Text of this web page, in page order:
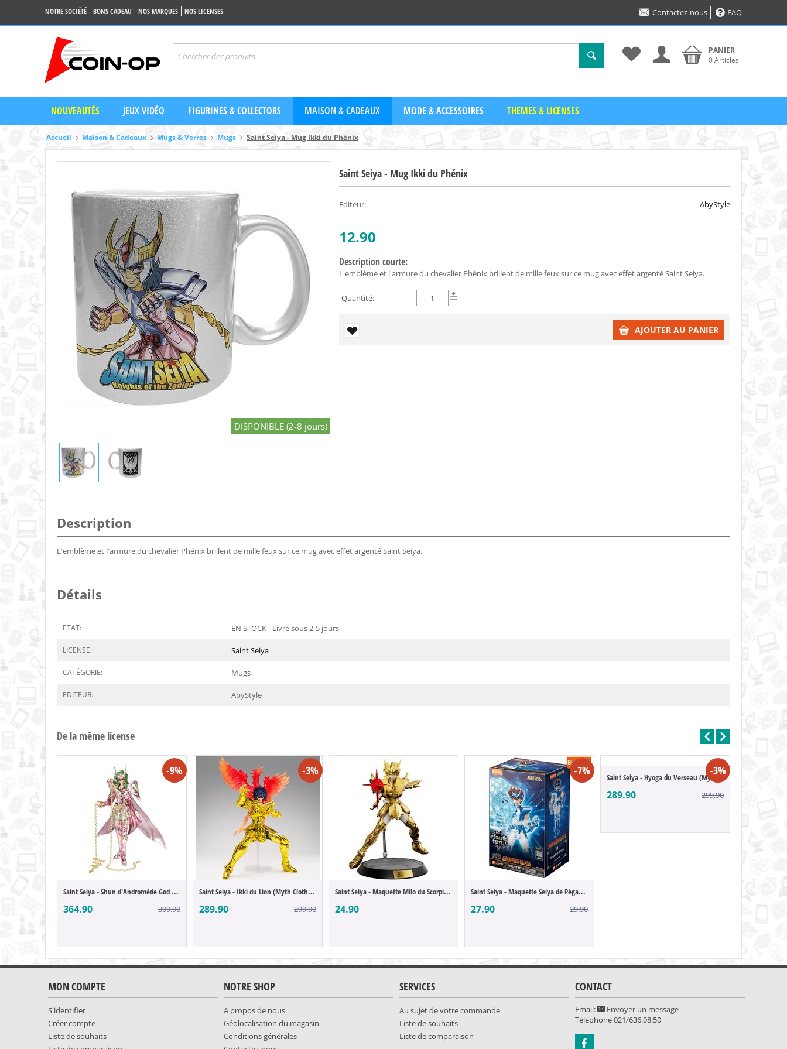
NOTRE SOCIÉTÉ BONS CADEAU NOS MARQUES NOS LICENSES Contactez-nous FAQ
PANIER
0 Articles
NOUVEAUTÉS JEUX VIDÉO FIGURINES & COLLECTORS MAISON & CADEAUX MODE & ACCESSOIRES THEMES & LICENSES
Accueil Maison & Cadeaux Mugs & Verres Mugs Saint Seiya - Mug Ikki du Phénix
DISPONIBLE (2-8 jours)
Saint Seiya - Mug Ikki du Phénix
Editeur: AbyStyle
12.90
Description courte:
L'emblème et l'armure du chevalier Phénix brillent de mille feux sur ce mug avec effet argenté Saint Seiya.
Quantité:
+
−
AJOUTER AU PANIER
Description
L'emblème et l'armure du chevalier Phénix brillent de mille feux sur ce mug avec effet argenté Saint Seiya.
Détails
ETAT: EN STOCK - Livré sous 2-5 jours
LICENSE: Saint Seiya
CATÉGORIE: Mugs
EDITEUR: AbyStyle
De la même license
-9%
Saint Seiya - Shun d'Andromède God Cloth ...
364.90 399.90
-3%
Saint Seiya - Ikki du Lion (Myth Cloth EX)
289.90 299.90
Saint Seiya - Maquette Milo du Scorpion (...
24.90
-7%
Saint Seiya - Maquette Seiya de Pégase (C...
27.90 29.90
-3%
Saint Seiya - Hyoga du Verseau (Myth Clot...
289.90 299.90
MON COMPTE
S'identifier
Créer compte
Liste de souhaits
NOTRE SHOP
A propos de nous
Géolocalisation du magasin
Conditions générales
SERVICES
Au sujet de votre commande
Liste de souhaits
Liste de comparaison
CONTACT
Email:
Envoyer un message
Téléphone021/636.08.50